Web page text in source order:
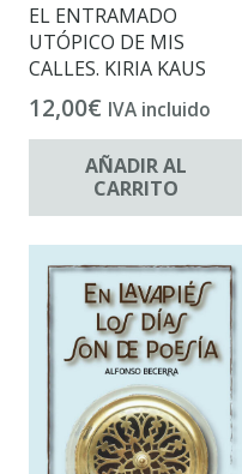
EL ENTRAMADO
UTÓPICO DE MIS
CALLES. KIRIA KAUS
12,00€ IVA incluido
AÑADIR AL
CARRITO